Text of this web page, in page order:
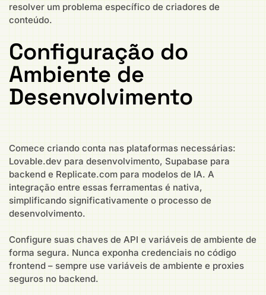
resolver um problema específico de criadores de
conteúdo.
Configuração do
Ambiente de
Desenvolvimento
Comece criando conta nas plataformas necessárias:
Lovable.dev para desenvolvimento, Supabase para
backend e Replicate.com para modelos de IA. A
integração entre essas ferramentas é nativa,
simplificando significativamente o processo de
desenvolvimento.
Configure suas chaves de API e variáveis de ambiente de
forma segura. Nunca exponha credenciais no código
frontend – sempre use variáveis de ambiente e proxies
seguros no backend.